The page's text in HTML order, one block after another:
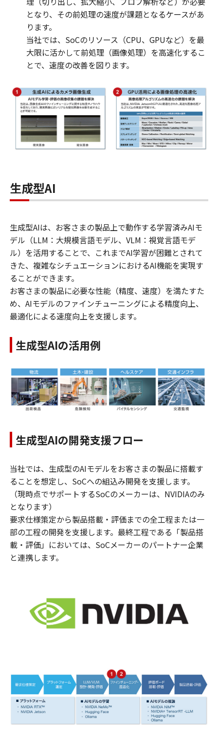
となり、その前処理の速度が課題となるケースがあ
ります。
当社では、SoCのリソース（CPU、GPUなど）を最
大限に活かして前処理（画像処理）を高速化するこ
とで、速度の改善を図ります。
生成型AI
生成型AIは、お客さまの製品上で動作する学習済みAIモ
デル（LLM：大規模言語モデル、VLM：視覚言語モデ
ル）を活用することで、これまでAI学習が困難とされて
きた、複雑なシチュエーションにおけるAI機能を実現す
ることができます。
お客さまの製品に必要な性能（精度、速度）を満たすた
め、AIモデルのファインチューニングによる精度向上、
最適化による速度向上を支援します。
生成型AIの活用例
生成型AIの開発支援フロー
当社では、生成型のAIモデルをお客さまの製品に搭載す
ることを想定し、SoCへの組込み開発を支援します。
（現時点でサポートするSoCのメーカーは、NVIDIAのみ
となります）
要求仕様策定から製品搭載・評価までの全工程または一
部の工程の開発を支援します。最終工程である「製品搭
載・評価」においては、SoCメーカーのパートナー企業
と連携します。